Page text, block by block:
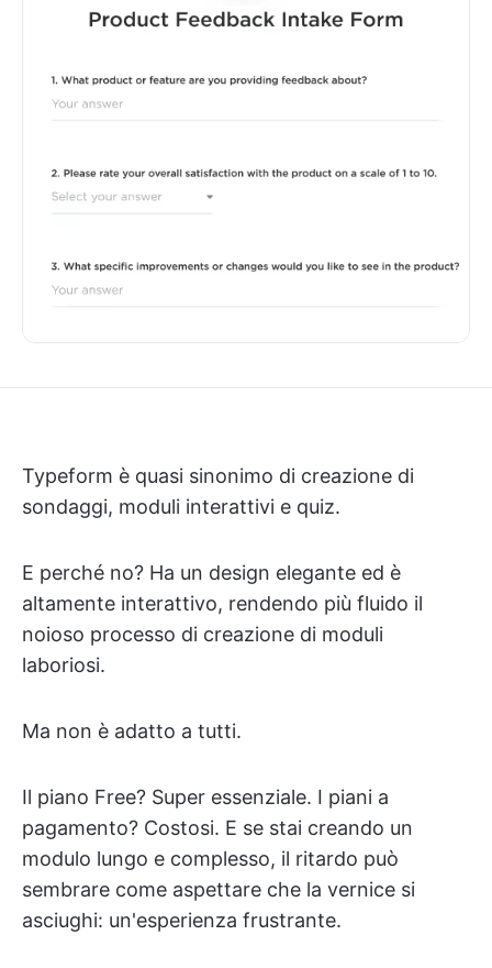
Typeform è quasi sinonimo di creazione di
sondaggi, moduli interattivi e quiz.
E perché no? Ha un design elegante ed è
altamente interattivo, rendendo più fluido il
noioso processo di creazione di moduli
laboriosi.
Ma non è adatto a tutti.
Il piano Free? Super essenziale. I piani a
pagamento? Costosi. E se stai creando un
modulo lungo e complesso, il ritardo può
sembrare come aspettare che la vernice si
asciughi: un'esperienza frustrante.